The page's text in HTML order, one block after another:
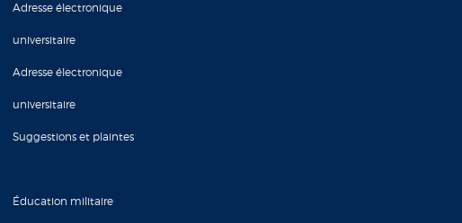
Adresse électronique
universitaire
Adresse électronique
universitaire
Suggestions et plaintes
Éducation militaire